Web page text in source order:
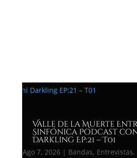
Valle de la Muerte
Sinfónica Podcast
Darkling EP:21 – T01
Ago 7, 2026| Bandas, Entrevistas,